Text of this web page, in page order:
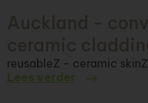
reusableZ - ceramic skinZ
Lees verder